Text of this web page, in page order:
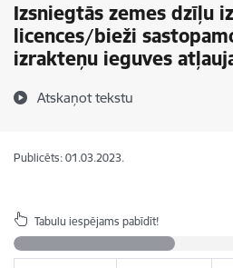
Izsniegtās zemes dzīļu
licences/bieži
izrakteņu ieguves
Atskaņot tekstu
Publicēts: 01.03.2023.
Tabulu iespējams pabīdīt!